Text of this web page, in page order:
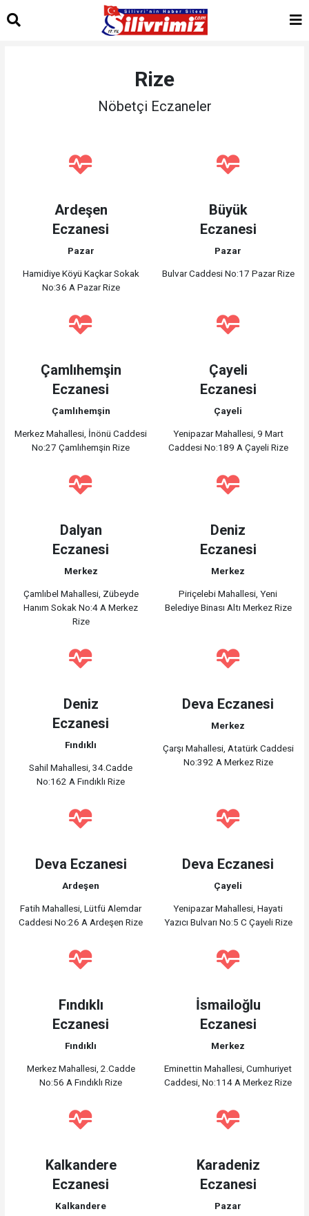
Rize
Nöbetçi Eczaneler
Ardeşen
Eczanesi
Pazar
Hamidiye Köyü Kaçkar Sokak
No:36 A Pazar Rize
Büyük
Eczanesi
Pazar
Bulvar Caddesi No:17 Pazar Rize
Çamlıhemşin
Eczanesi
Çamlıhemşin
Merkez Mahallesi, İnönü Caddesi
No:27 Çamlıhemşin Rize
Çayeli
Eczanesi
Çayeli
Yenipazar Mahallesi, 9 Mart
Caddesi No:189 A Çayeli Rize
Dalyan
Eczanesi
Merkez
Çamlıbel Mahallesi, Zübeyde
Hanım Sokak No:4 A Merkez
Rize
Deniz
Eczanesi
Merkez
Piriçelebi Mahallesi, Yeni
Belediye Binası Altı Merkez Rize
Deniz
Eczanesi
Fındıklı
Sahil Mahallesi, 34.Cadde
No:162 A Fındıklı Rize
Deva Eczanesi
Merkez
Çarşı Mahallesi, Atatürk Caddesi
No:392 A Merkez Rize
Deva Eczanesi
Ardeşen
Fatih Mahallesi, Lütfü Alemdar
Caddesi No:26 A Ardeşen Rize
Deva Eczanesi
Çayeli
Yenipazar Mahallesi, Hayati
Yazıcı Bulvarı No:5 C Çayeli Rize
Fındıklı
Eczanesi
Fındıklı
Merkez Mahallesi, 2.Cadde
No:56 A Fındıklı Rize
İsmailoğlu
Eczanesi
Merkez
Eminettin Mahallesi, Cumhuriyet
Caddesi, No:114 A Merkez Rize
Kalkandere
Eczanesi
Kalkandere
Karadeniz
Eczanesi
Pazar